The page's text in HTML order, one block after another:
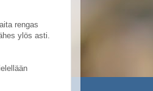
rengas
ylös asti.